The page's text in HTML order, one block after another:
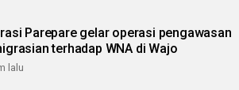
Parepare gelar operasi pengawasan
terhadap WNA di Wajo
lalu